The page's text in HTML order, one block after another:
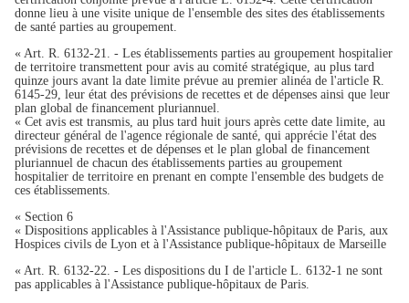
donne lieu à une visite unique de l'ensemble des sites des établissements
de santé parties au groupement.
« Art. R. 6132-21. - Les établissements parties au groupement hospitalier
de territoire transmettent pour avis au comité stratégique, au plus tard
quinze jours avant la date limite prévue au premier alinéa de l'article R.
6145-29, leur état des prévisions de recettes et de dépenses ainsi que leur
plan global de financement pluriannuel.
« Cet avis est transmis, au plus tard huit jours après cette date limite, au
directeur général de l'agence régionale de santé, qui apprécie l'état des
prévisions de recettes et de dépenses et le plan global de financement
pluriannuel de chacun des établissements parties au groupement
hospitalier de territoire en prenant en compte l'ensemble des budgets de
ces établissements.
« Section 6
« Dispositions applicables à l'Assistance publique-hôpitaux de Paris, aux
Hospices civils de Lyon et à l'Assistance publique-hôpitaux de Marseille
« Art. R. 6132-22. - Les dispositions du I de l'article L. 6132-1 ne sont
pas applicables à l'Assistance publique-hôpitaux de Paris.